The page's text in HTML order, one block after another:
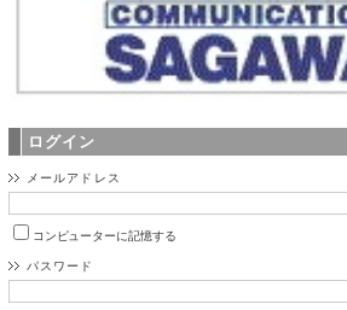
ログイン
メールアドレス
コンピューターに記憶する
パスワード